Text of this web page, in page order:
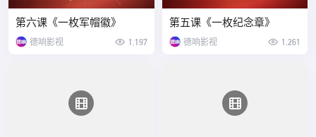
第六课《一枚军帽徽》
德响影视 1,197
第五课《一枚纪念章》
德响影视 1,261